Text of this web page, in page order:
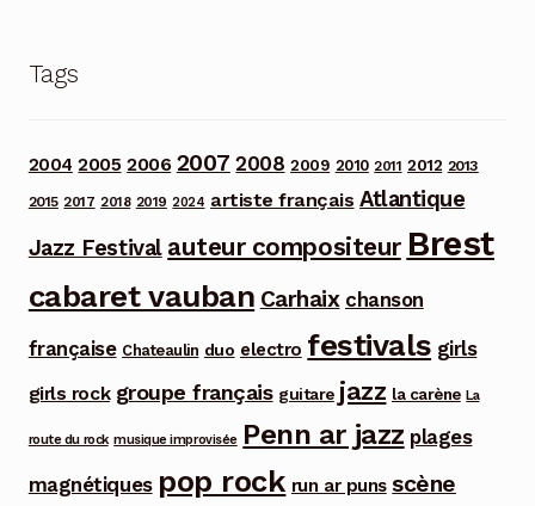
Tags
2004 2005 2006 2007 2008 2009 2010 2011 2012 2013
2015 2017 2018 2019 2024 artiste français Atlantique
Jazz Festival auteur compositeur Brest
cabaret vauban Carhaix chanson
française Chateaulin duo electro festivals girls
girls rock groupe français guitare jazz la carène La
route du rock musique improvisée Penn ar jazz plages
magnétiques pop rock run ar puns scène